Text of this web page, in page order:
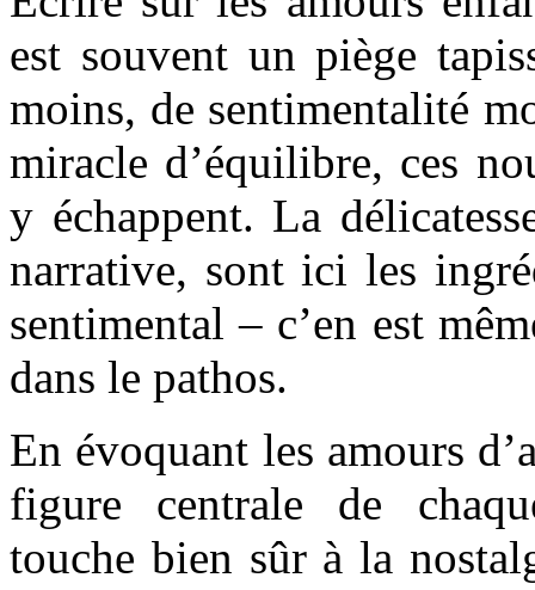
est souvent un piège
moins, de sentimentalité
miracle d’équilibre, ces
y échappent. La
narrative, sont ici les
sentimental – c’en est
dans le pathos.
En évoquant les amours
figure centrale de
touche bien sûr à la